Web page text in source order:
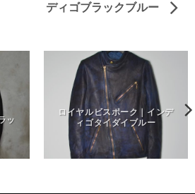
ディゴブラックブルー
ッ
ロイヤルビスポーク｜インデ
ィゴタイダイブルー